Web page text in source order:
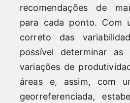
recomendações de
para cada ponto. Com
correto das
possível determinar as
variações de
áreas e, assim, com
georreferenciada,